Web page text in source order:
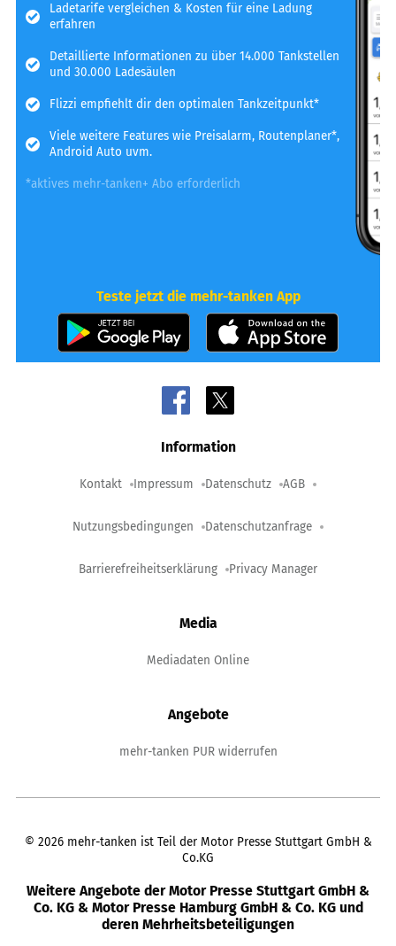
Ladetarife vergleichen & Kosten für eine Ladung
erfahren
Detaillierte Informationen zu über 14.000 Tankstellen
und 30.000 Ladesäulen
Flizzi empfiehlt dir den optimalen Tankzeitpunkt*
Viele weitere Features wie Preisalarm, Routenplaner*,
Android Auto uvm.
*aktives mehr-tanken+ Abo erforderlich
Teste jetzt die mehr-tanken App
Information
Kontakt Impressum Datenschutz AGB
Nutzungsbedingungen Datenschutzanfrage
Barrierefreiheitserklärung Privacy Manager
Media
Mediadaten Online
Angebote
mehr-tanken PUR widerrufen
© 2026 mehr-tanken ist Teil der Motor Presse Stuttgart GmbH &
Co.KG
Weitere Angebote der Motor Presse Stuttgart GmbH &
Co. KG & Motor Presse Hamburg GmbH & Co. KG und
deren Mehrheitsbeteiligungen